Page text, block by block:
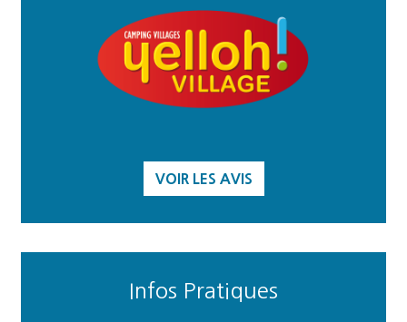
VOIR LES AVIS
Infos Pratiques